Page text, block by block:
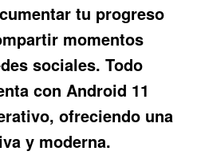
tu progreso
momentos
sociales. Todo
con Android 11
ofreciendo una
y moderna.